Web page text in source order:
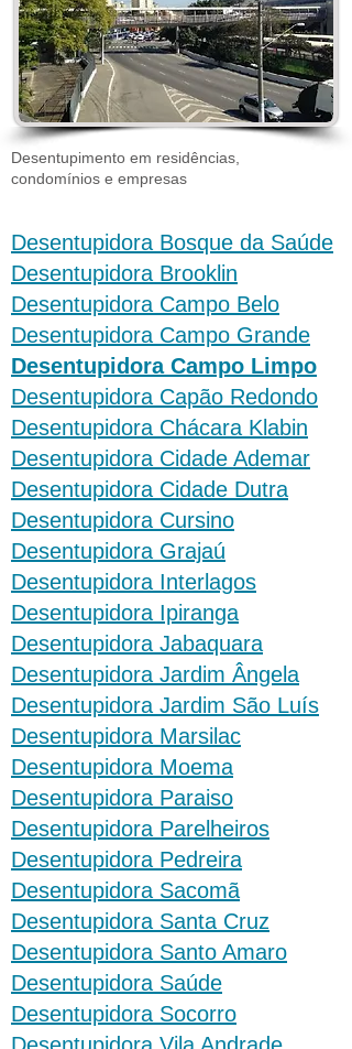
Desentupimento em residências,
condomínios e empresas
Desentupidora Bosque da Saúde
Desentupidora Brooklin
Desentupidora Campo Belo
Desentupidora Campo Grande
Desentupidora Campo Limpo
Desentupidora Capão Redondo
Desentupidora Chácara Klabin
Desentupidora Cidade Ademar
Desentupidora Cidade Dutra
Desentupidora Cursino
Desentupidora Grajaú
Desentupidora Interlagos
Desentupidora Ipiranga
Desentupidora Jabaquara
Desentupidora Jardim Ângela
Desentupidora Jardim São Luís
Desentupidora Marsilac
Desentupidora Moema
Desentupidora Paraiso
Desentupidora Parelheiros
Desentupidora Pedreira
Desentupidora Sacomã
Desentupidora Santa Cruz
Desentupidora Santo Amaro
Desentupidora Saúde
Desentupidora Socorro